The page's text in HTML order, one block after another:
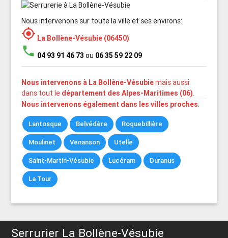
Nous intervenons sur toute la ville et ses environs:
my_location La Bollène-Vésubie (06450)
phone 04 93 91 46 73 ou 06 35 59 22 09
Nous intervenons à La Bollène-Vésubiemais aussi
dans tout le département des Alpes-Maritimes (06).
Nous intervenons également dans les villes proches.
Lantosque Belvédère Roquebillière
Moulinet Venanson Utelle
Saint-Martin-Vésubie Lucéram Duranus
La Tour
Serrurier La Bollène-Vésubie